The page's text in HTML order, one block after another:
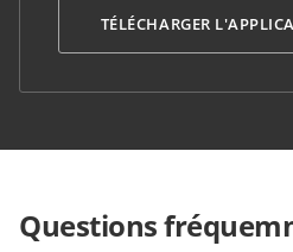
TÉLÉCHARGER
Questions